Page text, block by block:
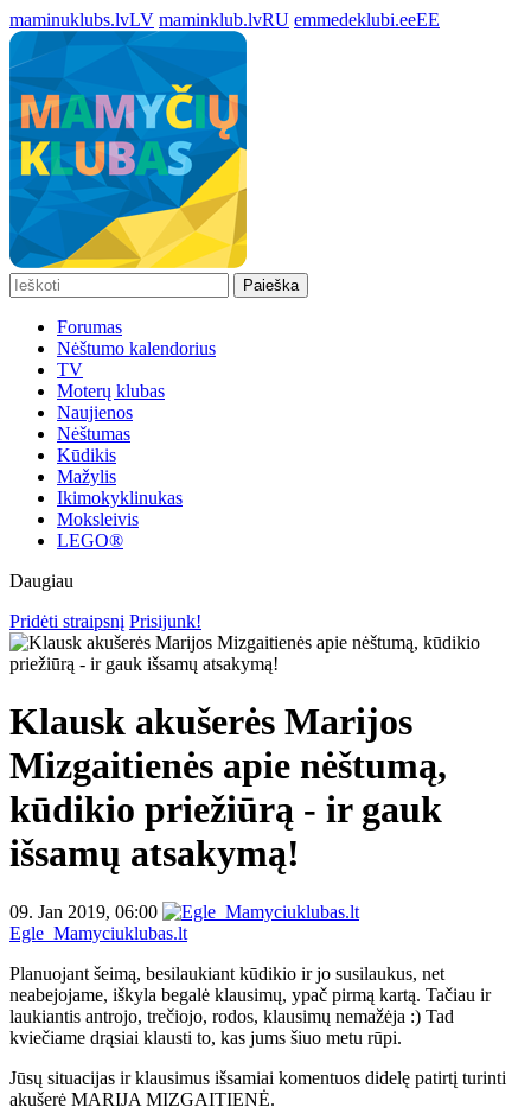
maminuklubs.lvLV maminklub.lvRU emmedeklubi.eeEE
Paieška
Forumas
Nėštumo kalendorius
TV
Moterų klubas
Naujienos
Nėštumas
Kūdikis
Mažylis
Ikimokyklinukas
Moksleivis
LEGO®
Daugiau
Pridėti straipsnį Prisijunk!
Klausk akušerės Marijos
Mizgaitienės apie nėštumą,
kūdikio priežiūrą - ir gauk
išsamų atsakymą!
09. Jan 2019, 06:00
Egle_Mamyciuklubas.lt
Planuojant šeimą, besilaukiant kūdikio ir jo susilaukus, net
neabejojame, iškyla begalė klausimų, ypač pirmą kartą. Tačiau ir
laukiantis antrojo, trečiojo, rodos, klausimų nemažėja :) Tad
kviečiame drąsiai klausti to, kas jums šiuo metu rūpi.
Jūsų situacijas ir klausimus išsamiai komentuos didelę patirtį turinti
akušerė MARIJA MIZGAITIENĖ.